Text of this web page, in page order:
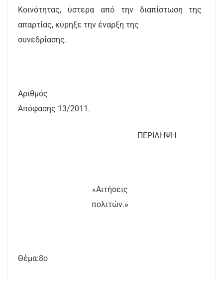
Κοινότητας, ύστερα από την διαπίστωση της
απαρτίας, κύρηξε την έναρξη της
συνεδρίασης.
Αριθμός
Απόφασης 13/2011.
ΠΕΡΙΛΗΨΗ
«Αιτήσεις
πολιτών.»
Θέμα:8ο